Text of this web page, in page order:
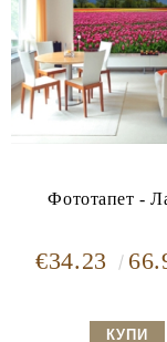
Фототапет -
€34.23